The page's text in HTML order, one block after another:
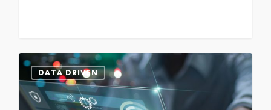
DATA DRIVEN 0